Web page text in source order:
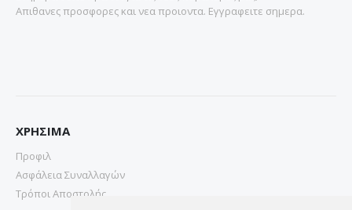
Απιθανες προσφορες και νεα προιοντα. Εγγραφειτε σημερα.
ΧΡΗΣΙΜΑ
Προφιλ
Ασφάλεια Συναλλαγών
Τρόποι Αποστολής